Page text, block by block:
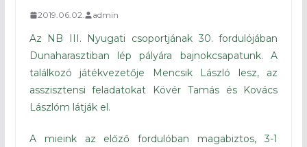
2019.06.02. admin
Az NB III. Nyugati csoportjának 30. fordulójában
Dunaharasztiban lép pályára bajnokcsapatunk. A
találkozó játékvezetője Mencsik László lesz, az
asszisztensi feladatokat Kövér Tamás és Kovács
Lászlóm látják el.
A mieink az előző fordulóban magabiztos, 3-1